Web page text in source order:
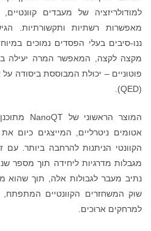
למודולריזציה של מעבדים
ננו-סיבים בעלי הפסדים נמוכים
מקצה לקצה, המאפשר המרה יעילה
פוטוניים – יכולת המבוססת ביסודה
(QED).
אטומים ניטרליים, המייצגים כיום
הקוונטי הניתנות להרחבה ביותר.
נתיב מעבר לגבולות אלה, תוך
שוק המשחזרים הקוונטיים המתפתח,
למרחקים ארוכים.